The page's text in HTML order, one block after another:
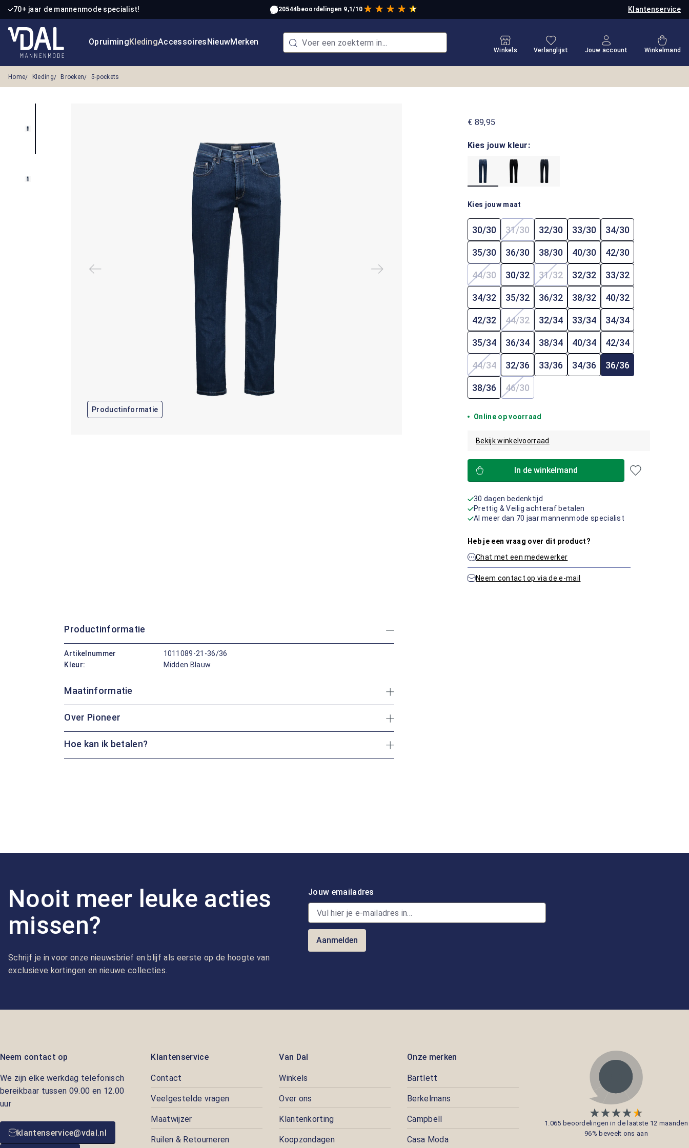
de hoofdinhoud
Ga naar de zoekopdracht
Ga naar de hoofdnavigatie
70+ jaar de mannenmode specialist! Klantenservice
20544beoordelingen 9,1/10
OpruimingKledingAccessoiresNieuwMerken
Winkels
Je hebt 0 items op je verlanglijstje
Verlanglijst Jouw account Winkelmand
Home Kleding Broeken 5-pockets
Productinformatie
€ 89,95
Kies jouw kleur:
Kies jouw maat
30/30 31/30(Deze optie is momenteel niet beschikbaar.)
32/30 33/30 34/30
35/30 36/30 38/30 40/30 42/30
44/30(Deze optie is momenteel niet beschikbaar.)
30/32 31/32(Deze optie is momenteel niet
32/32 33/32
34/32 35/32 36/32 38/32 40/32
42/32 44/32(Deze optie is momenteel niet beschikbaar.)
32/34 33/34 34/34
35/34 36/34 38/34 40/34 42/34
44/34(Deze optie is momenteel niet beschikbaar.)
32/36 33/36 34/36 36/36
38/36 46/30(Deze optie is momenteel niet beschikbaar.)
Online op voorraad
Bekijk winkelvoorraad
In de winkelmand
30 dagen bedenktijd
Prettig & Veilig achteraf betalen
Al meer dan 70 jaar mannenmode specialist
Heb je een vraag over dit product?
Chat met een medewerker
Neem contact op via de e-mail
Productinformatie
Artikelnummer
1011089-21-36/36
Kleur:
Midden Blauw
Maatinformatie
Over Pioneer
Hoe kan ik betalen?
Nooit meer leuke acties
missen?
Schrijf je in voor onze nieuwsbrief en blijf als eerste op de hoogte van
exclusieve kortingen en nieuwe collecties.
Jouw emailadres
Aanmelden
Neem contact op
We zijn elke werkdag telefonisch
bereikbaar tussen 09.00 en 12.00
uur
klantenservice@vdal.nl
Klantenservice
Contact
Veelgestelde vragen
Maatwijzer
Ruilen & Retourneren
Van Dal
Winkels
Over ons
Klantenkorting
Koopzondagen
Onze merken
Bartlett
Berkelmans
Campbell
Casa Moda
1.065 beoordelingen in de laatste 12 maanden
96% beveelt ons aan